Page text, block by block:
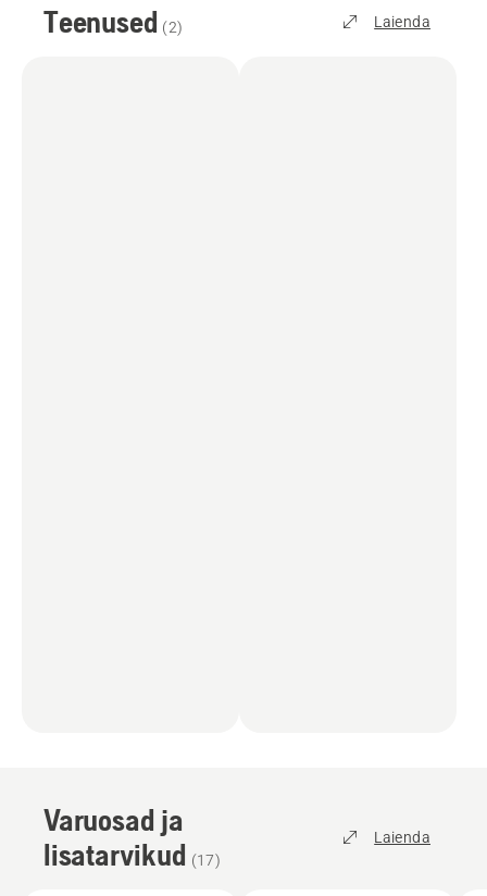
Teenused (2) Laienda
Varuosad ja
lisatarvikud (17)
Laienda